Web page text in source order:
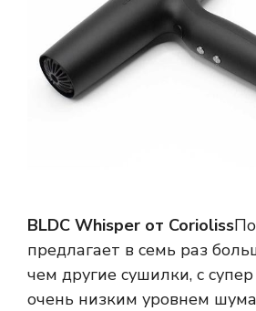
BLDC Whisper от Corioliss
предлагает в семь раз
чем другие сушилки, с
очень низким уровнем